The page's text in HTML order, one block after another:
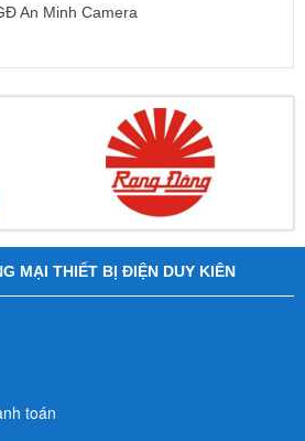
An Minh Camera
MẠI THIẾT BỊ ĐIỆN DUY KIÊN
toán